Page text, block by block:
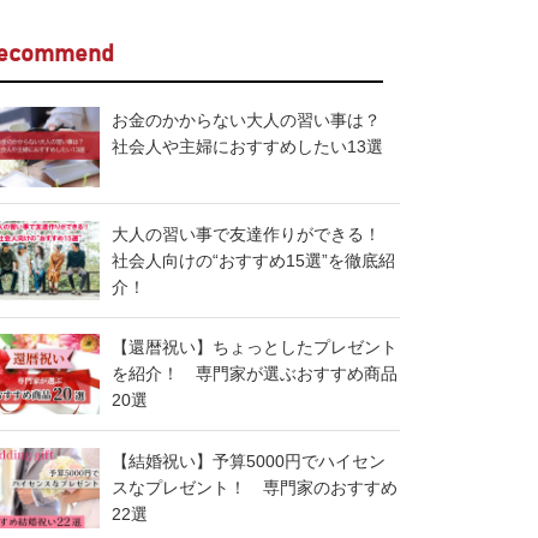
お金のかからない大人の習い事は？
社会人や主婦におすすめしたい13選
大人の習い事で友達作りができる！
社会人向けの“おすすめ15選”を徹底紹
介！
【還暦祝い】ちょっとしたプレゼント
を紹介！ 専門家が選ぶおすすめ商品
20選
【結婚祝い】予算5000円でハイセン
スなプレゼント！ 専門家のおすすめ
22選